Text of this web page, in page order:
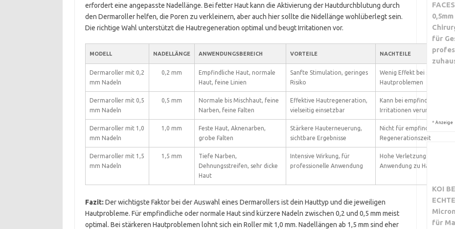
erfordert eine angepasste Nadellänge. Bei fetter Haut kann die Aktivierung der Hautdurchblutung durch
den Dermaroller helfen, die Poren zu verkleinern, aber auch hier sollte die Nidellänge wohlüberlegt sein.
Die richtige Wahl unterstützt die Hautregeneration optimal und beugt Irritationen vor.
MODELL NADELLÄNGE ANWENDUNGSBEREICH VORTEILE NACHTEILE
Dermaroller mit 0,2
mm Nadeln
0,2 mm
Empfindliche Haut, normale
Haut, feine Linien
Sanfte Stimulation, geringes
Risiko
Wenig Effekt bei stärkeren
Hautproblemen
Dermaroller mit 0,5
mm Nadeln
0,5 mm
Normale bis Mischhaut, feine
Narben, feine Falten
Effektive Hautregeneration,
vielseitig einsetzbar
Kann bei empfindlicher Haut
Irritationen verursachen
Dermaroller mit 1,0
mm Nadeln
1,0 mm
Feste Haut, Aknenarben,
grobe Falten
Stärkere Hauterneuerung,
sichtbare Ergebnisse
Nicht für empfindliche
Regenerationszeit
Dermaroller mit 1,5
mm Nadeln
1,5 mm
Tiefe Narben,
Dehnungsstreifen, sehr dicke
Haut
Intensive Wirkung, für
professionelle Anwendung
Hohe Verletzungsgefahr,
Anwendung zu Hause
Fazit: Der wichtigste Faktor bei der Auswahl eines Dermarollers ist dein Hauttyp und die jeweiligen
Hautprobleme. Für empfindliche oder normale Haut sind kürzere Nadeln zwischen 0,2 und 0,5 mm meist
optimal. Bei stärkeren Hautproblemen lohnt sich ein Roller mit 1,0 mm. Nadellängen ab 1,5 mm sind eher
für
* Anzeige
KOI
für